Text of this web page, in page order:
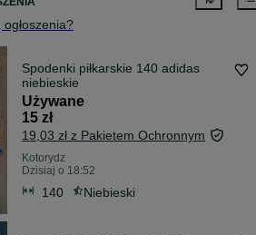
Spodenki piłkarskie 140 adidas
niebieskie
Używane
15 zł
19,03 zł z Pakietem Ochronnym
Kotorydz
Dzisiaj o 18:52
140 Niebieski